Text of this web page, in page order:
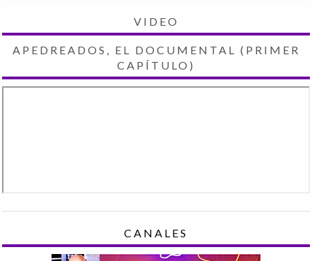
VIDEO
APEDREADOS, EL DOCUMENTAL (PRIMER
CAPÍTULO)
CANALES